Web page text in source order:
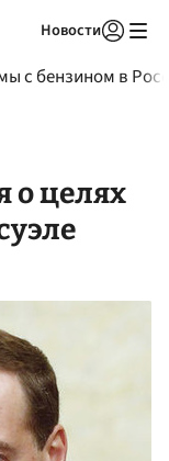
Новости
с бензином в
о целях